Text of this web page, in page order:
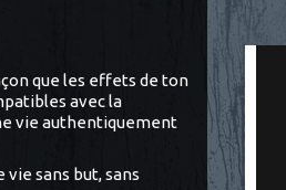
que les effets de ton
avec la
vie authentiquement
vie sans but, sans